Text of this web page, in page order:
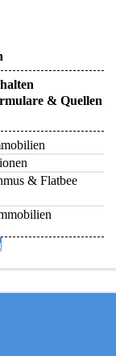
& Quellen
& Flatbee